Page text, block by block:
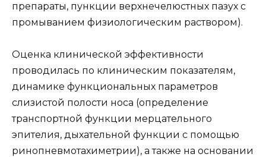
препараты, пункции верхнечелюстных пазух с
промыванием физиологическим раствором).
Оценка клинической эффективности
проводилась по клиническим показателям,
динамике функциональных параметров
слизистой полости носа (определение
транспортной функции мерцательного
эпителия, дыхательной функции с помощью
ринопневмотахиметрии), а также на основании